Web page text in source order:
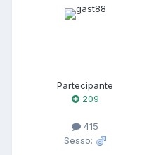
Partecipante
209
415
Sesso: